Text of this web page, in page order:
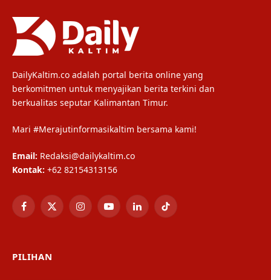
DailyKaltim.co adalah portal berita online yang
berkomitmen untuk menyajikan berita terkini dan
berkualitas seputar Kalimantan Timur.
Mari #Merajutinformasikaltim bersama kami!
Email: Redaksi@dailykaltim.co
Kontak: +62 82154313156
Facebook
X
InstagramYouTubeLinkedInTikTok
PILIHAN